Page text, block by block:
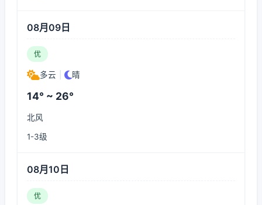
08月09日
优
多云 晴
14° ~ 26°
北风
1-3级
08月10日
优